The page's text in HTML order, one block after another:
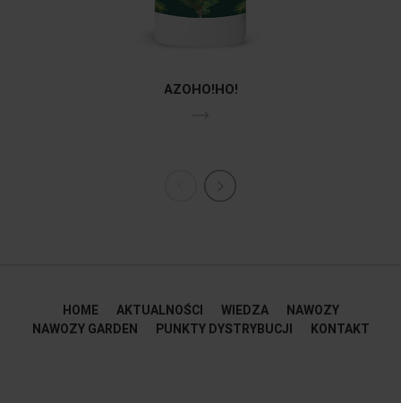
AZOHO!HO!
HOME AKTUALNOŚCI WIEDZA
NAWOZY
NAWOZY GARDEN
PUNKTY DYSTRYBUCJI KONTAKT